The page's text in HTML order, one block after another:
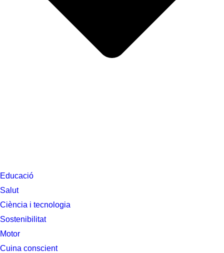
Educació
Salut
Ciència i tecnologia
Sostenibilitat
Motor
Cuina conscient